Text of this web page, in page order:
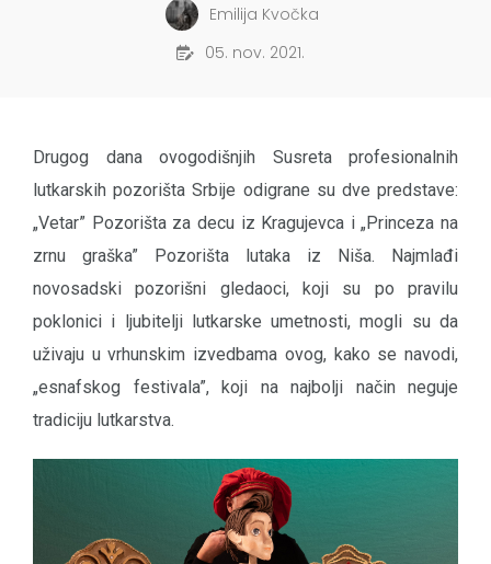
Emilija Kvočka
05. nov. 2021.
Drugog dana ovogodišnjih Susreta profesionalnih
lutkarskih pozorišta Srbije odigrane su dve predstave:
„Vetar” Pozorišta za decu iz Kragujevca i „Princeza na
zrnu graška” Pozorišta lutaka iz Niša. Najmlađi
novosadski pozorišni gledaoci, koji su po pravilu
poklonici i ljubitelji lutkarske umetnosti, mogli su da
uživaju u vrhunskim izvedbama ovog, kako se navodi,
„esnafskog festivala”, koji na najbolji način neguje
tradiciju lutkarstva.